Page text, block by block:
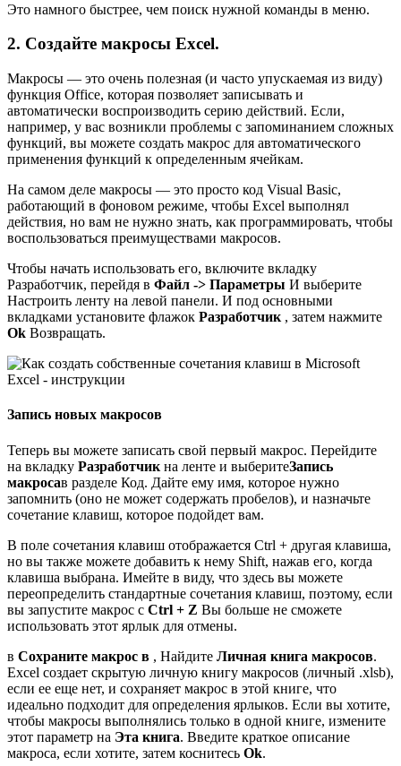
Это намного быстрее, чем поиск нужной команды в меню.
2. Создайте макросы Excel.
Макросы — это очень полезная (и часто упускаемая из виду)
функция Office, которая позволяет записывать и
автоматически воспроизводить серию действий. Если,
например, у вас возникли проблемы с запоминанием сложных
функций, вы можете создать макрос для автоматического
применения функций к определенным ячейкам.
На самом деле макросы — это просто код Visual Basic,
работающий в фоновом режиме, чтобы Excel выполнял
действия, но вам не нужно знать, как программировать, чтобы
воспользоваться преимуществами макросов.
Чтобы начать использовать его, включите вкладку
Разработчик, перейдя в Файл -> Параметры И выберите
Настроить ленту на левой панели. И под основными
вкладками установите флажок Разработчик , затем нажмите
Ok Возвращать.
Запись новых макросов
Теперь вы можете записать свой первый макрос. Перейдите
на вкладку Разработчик на ленте и выберитеЗапись
макросав разделе Код. Дайте ему имя, которое нужно
запомнить (оно не может содержать пробелов), и назначьте
сочетание клавиш, которое подойдет вам.
В поле сочетания клавиш отображается Ctrl + другая клавиша,
но вы также можете добавить к нему Shift, нажав его, когда
клавиша выбрана. Имейте в виду, что здесь вы можете
переопределить стандартные сочетания клавиш, поэтому, если
вы запустите макрос с Ctrl + Z Вы больше не сможете
использовать этот ярлык для отмены.
в Сохраните макрос в , Найдите Личная книга макросов.
Excel создает скрытую личную книгу макросов (личный .xlsb),
если ее еще нет, и сохраняет макрос в этой книге, что
идеально подходит для определения ярлыков. Если вы хотите,
чтобы макросы выполнялись только в одной книге, измените
этот параметр на Эта книга. Введите краткое описание
макроса, если хотите, затем коснитесь Ok.